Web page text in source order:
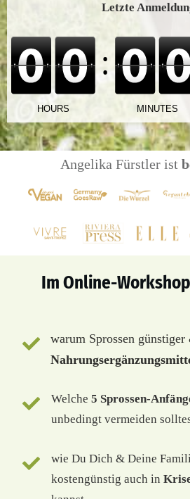
Letzte
Angelika Fürstler ist
Im Online-
warum Sprossen
Welche 5 Sprossen-
unbedingt vermeiden
wie Du Dich & Deine
kostengünstig auch in